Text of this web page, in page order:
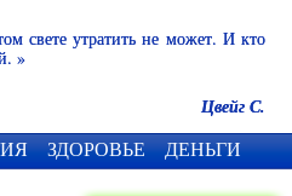
свете утратить не может. И кто
»
Цвейг С.
ЗДОРОВЬЕ ДЕНЬГИ